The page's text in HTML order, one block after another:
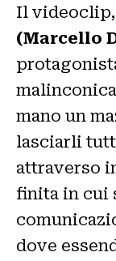
Il
(Marcello
mano un
lasciarli
attraverso
finita in cui
dove